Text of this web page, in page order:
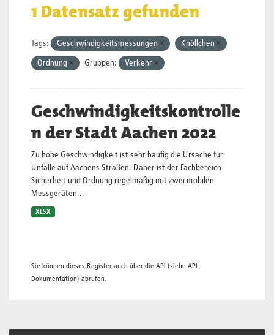
1 Datensatz gefunden
Tags: Geschwindigkeitsmessungen Knöllchen
Ordnung Gruppen: Verkehr
Geschwindigkeitskontrolle
n der Stadt Aachen 2022
Zu hohe Geschwindigkeit ist sehr häufig die Ursache für
Unfälle auf Aachens Straßen. Daher ist der Fachbereich
Sicherheit und Ordnung regelmäßig mit zwei mobilen
Messgeräten...
XLSX
Sie können dieses Register auch über die API (siehe API-
Dokumentation) abrufen.